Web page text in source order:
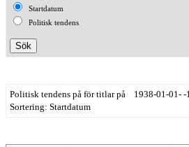
Startdatum
Politisk tendens
Politisk tendens på för titlar på 1938-01-01- -
Sortering: Startdatum